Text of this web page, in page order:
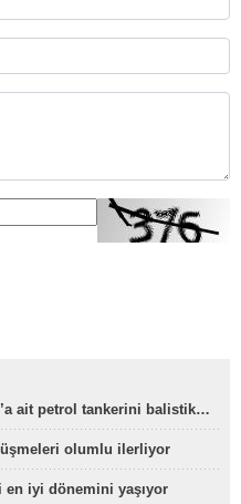
ait petrol tankerini balistik…
olumlu ilerliyor
iyi dönemini yaşıyor